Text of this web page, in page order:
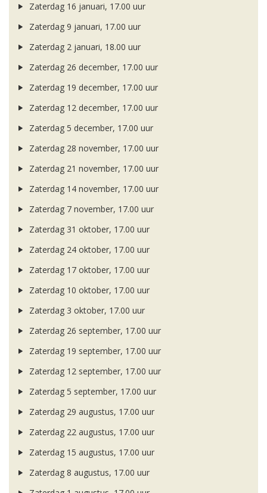
Zaterdag 16 januari, 17.00 uur
Zaterdag 9 januari, 17.00 uur
Zaterdag 2 januari, 18.00 uur
Zaterdag 26 december, 17.00 uur
Zaterdag 19 december, 17.00 uur
Zaterdag 12 december, 17.00 uur
Zaterdag 5 december, 17.00 uur
Zaterdag 28 november, 17.00 uur
Zaterdag 21 november, 17.00 uur
Zaterdag 14 november, 17.00 uur
Zaterdag 7 november, 17.00 uur
Zaterdag 31 oktober, 17.00 uur
Zaterdag 24 oktober, 17.00 uur
Zaterdag 17 oktober, 17.00 uur
Zaterdag 10 oktober, 17.00 uur
Zaterdag 3 oktober, 17.00 uur
Zaterdag 26 september, 17.00 uur
Zaterdag 19 september, 17.00 uur
Zaterdag 12 september, 17.00 uur
Zaterdag 5 september, 17.00 uur
Zaterdag 29 augustus, 17.00 uur
Zaterdag 22 augustus, 17.00 uur
Zaterdag 15 augustus, 17.00 uur
Zaterdag 8 augustus, 17.00 uur